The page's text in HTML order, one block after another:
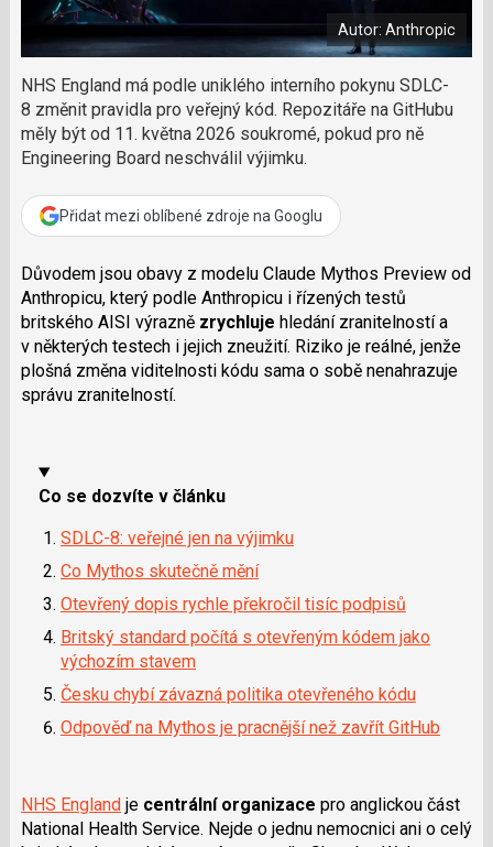
n
e
k
?
o
e
r
e
d
a
o
Autor: Anthropic
NHS England má podle uniklého interního pokynu SDLC-
8 změnit pravidla pro veřejný kód. Repozitáře na GitHubu
měly být od 11. května 2026 soukromé, pokud pro ně
Engineering Board neschválil výjimku.
Přidat mezi oblíbené zdroje na Googlu
Důvodem jsou obavy z modelu Claude Mythos Preview od
Anthropicu, který podle Anthropicu i řízených testů
britského AISI výrazně zrychluje hledání zranitelností a
v některých testech i jejich zneužití. Riziko je reálné, jenže
plošná změna viditelnosti kódu sama o sobě nenahrazuje
správu zranitelností.
Co se dozvíte v článku
SDLC-8: veřejné jen na výjimku
Co Mythos skutečně mění
Otevřený dopis rychle překročil tisíc podpisů
Britský standard počítá s otevřeným kódem jako
výchozím stavem
Česku chybí závazná politika otevřeného kódu
Odpověď na Mythos je pracnější než zavřít GitHub
NHS England je centrální organizace pro anglickou část
National Health Service. Nejde o jednu nemocnici ani o celý